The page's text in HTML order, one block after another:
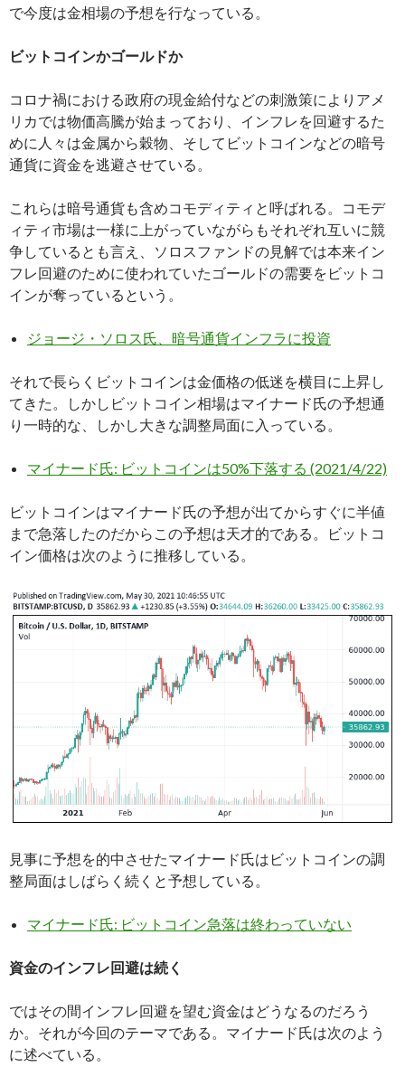
で今度は金相場の予想を行なっている。
ビットコインかゴールドか
コロナ禍における政府の現金給付などの刺激策によりアメ
リカでは物価高騰が始まっており、インフレを回避するた
めに人々は金属から穀物、そしてビットコインなどの暗号
通貨に資金を逃避させている。
これらは暗号通貨も含めコモディティと呼ばれる。コモデ
ィティ市場は一様に上がっていながらもそれぞれ互いに競
争しているとも言え、ソロスファンドの見解では本来イン
フレ回避のために使われていたゴールドの需要をビットコ
インが奪っているという。
ジョージ・ソロス氏、暗号通貨インフラに投資
それで長らくビットコインは金価格の低迷を横目に上昇し
てきた。しかしビットコイン相場はマイナード氏の予想通
り一時的な、しかし大きな調整局面に入っている。
マイナード氏: ビットコインは50%下落する (2021/4/22)
ビットコインはマイナード氏の予想が出てからすぐに半値
まで急落したのだからこの予想は天才的である。ビットコ
イン価格は次のように推移している。
見事に予想を的中させたマイナード氏はビットコインの調
整局面はしばらく続くと予想している。
マイナード氏: ビットコイン急落は終わっていない
資金のインフレ回避は続く
ではその間インフレ回避を望む資金はどうなるのだろう
か。それが今回のテーマである。マイナード氏は次のよう
に述べている。